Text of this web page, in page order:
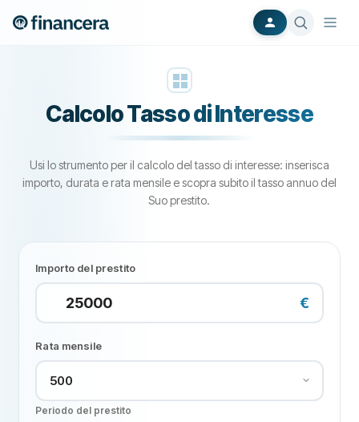
Calcolo Tasso di Interesse
Usi lo strumento per il calcolo del tasso di interesse: inserisca
importo, durata e rata mensile e scopra subito il tasso annuo del
Suo prestito.
Importo del prestito
€
Rata mensile
Periodo del prestito